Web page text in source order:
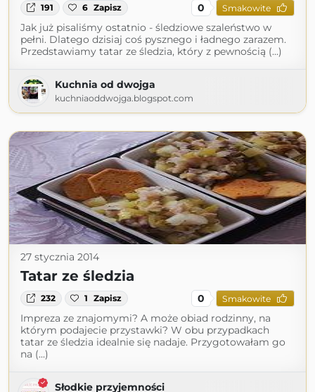
191 6 Zapisz 0 Smakowite
Jak już pisaliśmy ostatnio - śledziowe szaleństwo w
pełni. Dlatego dzisiaj coś pysznego i ładnego zarazem.
Przedstawiamy tatar ze śledzia, który z pewnością (...)
Kuchnia od dwojga
kuchniaoddwojga.blogspot.com
27 stycznia 2014
Tatar ze śledzia
232 1 Zapisz 0 Smakowite
Impreza ze znajomymi? A może obiad rodzinny, na
którym podajecie przystawki? W obu przypadkach
tatar ze śledzia idealnie się nadaje. Przygotowałam go
na (...)
Słodkie przyjemności